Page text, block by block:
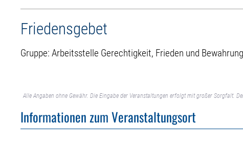
Friedensgebet
Gruppe: Arbeitsstelle Gerechtigkeit, Frieden und
Alle Angaben ohne Gewähr. Die Eingabe der Veranstaltungen erfolgt mit großer Sorgfalt.
Informationen zum Veranstaltungsort